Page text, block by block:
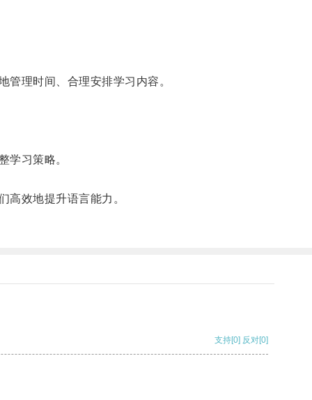
理时间、合理安排学习内容。
习策略。
效地提升语言能力。
支持[0] 反对[0]